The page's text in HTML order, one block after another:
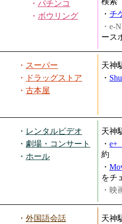
・ パチンコ
・ ボウリング
・ チ
・e-
ース
・ スーパー
・
ドラッグストア
・ 古本屋
天神
・
・ レンタルビデオ
・ 劇場・コンサート
・ ホール
天神
・ e+
約
・
をチ
・映
・ 外国語会話
天神